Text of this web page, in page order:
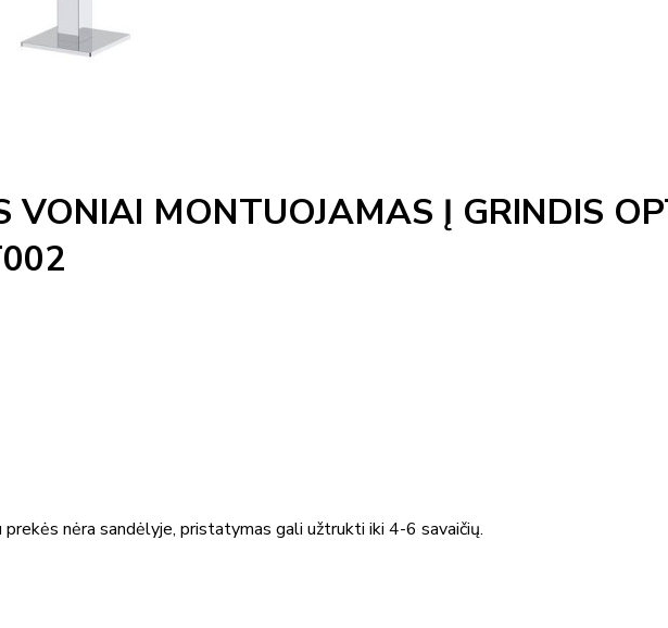
VONIAI MONTUOJAMAS Į GRINDIS
nėra sandėlyje, pristatymas gali užtrukti iki 4-6 savaičių.